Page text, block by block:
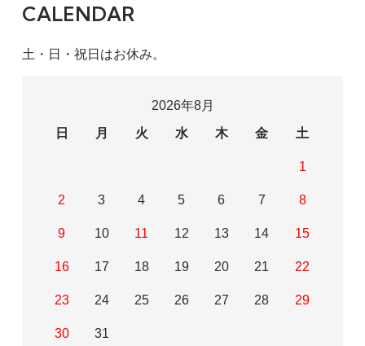
CALENDAR
土・日・祝日はお休み。
2026年8月
日
月 火 水 木 金 土
1
2 3 4 5 6 7 8
9 10 11 12 13 14 15
16 17 18 19 20 21 22
23 24 25 26 27 28 29
30 31